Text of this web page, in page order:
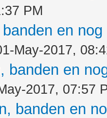
PM
en
May-2017,
banden en
2017, 07:57
banden en